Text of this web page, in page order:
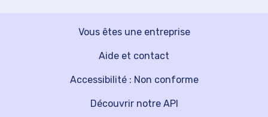
Vous êtes une entreprise
Découvrir notre API
Aide et contact
Accessibilité : Non conforme